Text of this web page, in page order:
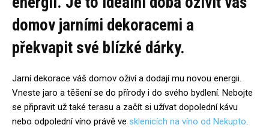
domov jarními dekoracemi a
překvapit své blízké dárky.
Jarní dekorace váš domov oživí a dodají mu novou energii.
Vneste jaro a těšení se do přírody i do svého bydlení. Nebojte
se připravit už také terasu a začít si užívat dopolední kávu
nebo odpolední víno právě ve sklenicích na víno od Nekupto.